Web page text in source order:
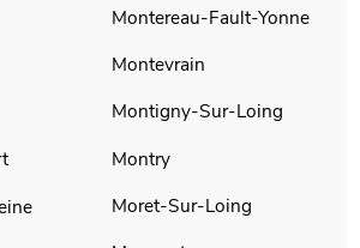
Montereau-Fault-Yonne
Montevrain
Montigny-Sur-Loing
Montry
Moret-Sur-Loing